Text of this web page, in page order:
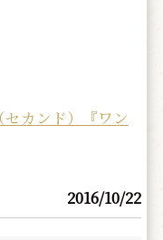
カンド）『ワン
2016/10/22